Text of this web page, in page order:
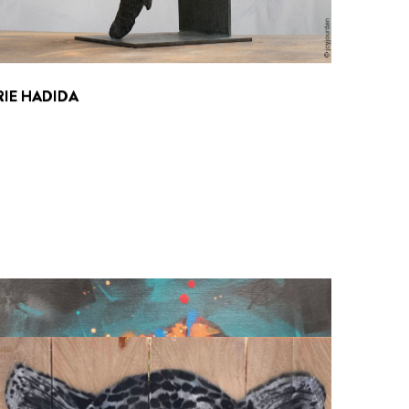
HADIDA